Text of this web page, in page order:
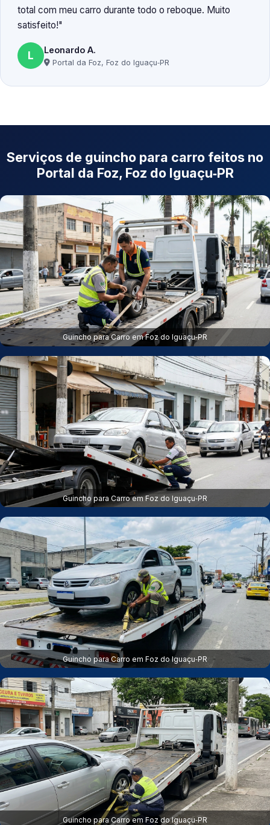
total com meu carro durante todo o reboque. Muito
satisfeito!
L Leonardo A.
Portal da Foz, Foz do Iguaçu‑PR
Serviços de guincho para carro feitos no
Portal da Foz, Foz do Iguaçu‑PR
Guincho para Carro em Foz do Iguaçu‑PR
Guincho para Carro em Foz do Iguaçu‑PR
Guincho para Carro em Foz do Iguaçu‑PR
Guincho para Carro em Foz do Iguaçu‑PR